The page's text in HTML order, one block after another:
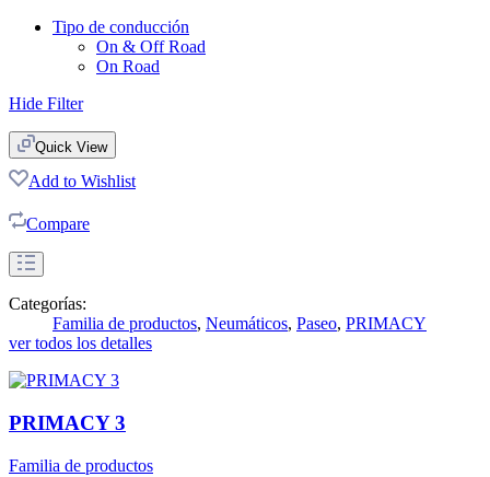
Tipo de conducción
On & Off Road
On Road
Hide Filter
Quick View
Add to Wishlist
Compare
Categorías:
Familia de productos, Neumáticos, Paseo, PRIMACY
ver todos los detalles
PRIMACY 3
Familia de productos